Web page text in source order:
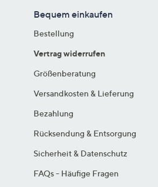
Bequem einkaufen
Bestellung
Vertrag widerrufen
Größenberatung
Versandkosten & Lieferung
Bezahlung
Rücksendung & Entsorgung
Sicherheit & Datenschutz
FAQs - Häufige Fragen